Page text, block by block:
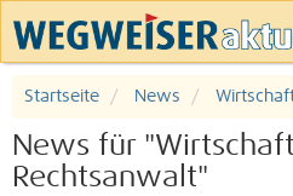
Startseite News
News für
Rechtsanwalt"